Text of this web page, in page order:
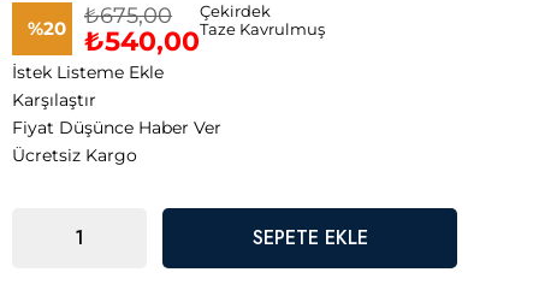
%20
İndirim
₺675,00
₺540,00
Çekirdek
Taze Kavrulmuş
İstek Listeme Ekle
Karşılaştır
Fiyat Düşünce Haber Ver
Ücretsiz Kargo